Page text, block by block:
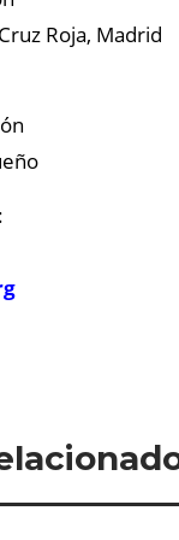
Roja, Madrid